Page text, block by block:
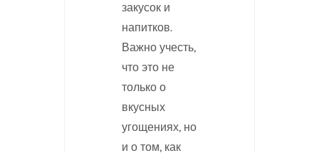
закусок и
напитков.
Важно учесть,
что это не
только о
вкусных
угощениях, но
и о том, как